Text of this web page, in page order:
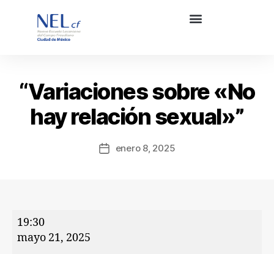
“Variaciones sobre «No
hay relación sexual»”
enero 8, 2025
19:30
mayo 21, 2025